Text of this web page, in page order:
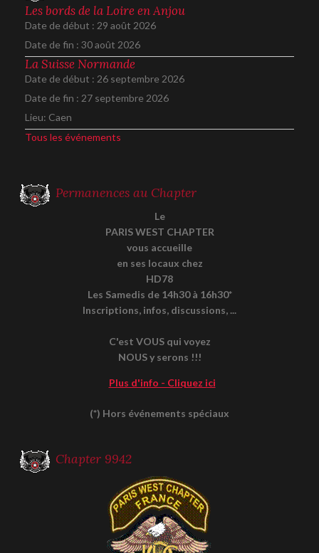
Les bords de la Loire en Anjou
Date de début : 29 août 2026
Date de fin : 30 août 2026
La Suisse Normande
Date de début : 26 septembre 2026
Date de fin : 27 septembre 2026
Lieu: Caen
Tous les événements
Permanences au Chapter
Le
PARIS WEST CHAPTER
vous accueille
en ses locaux chez
HD78
Les Samedis de 14h30 à 16h30*
Inscriptions, infos, discussions, ...
C'est VOUS qui voyez
NOUS y serons !!!
Plus d'info - Cliquez ici
(*) Hors événements spéciaux
Chapter 9942